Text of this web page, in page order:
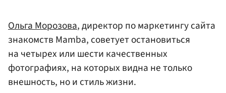
Ольга Морозова, директор по маркетингу сайта
знакомств Mamba, советует остановиться
на четырех или шести качественных
фотографиях, на которых видна не только
внешность, но и стиль жизни.